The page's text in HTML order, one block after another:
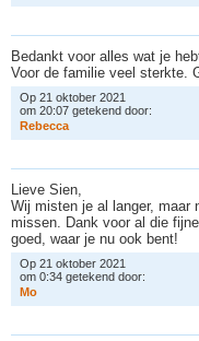
Bedankt voor alles wat je
Voor de familie veel sterkte.
Op 21 oktober 2021
om 20:07 getekend door:
Rebecca
Lieve Sien,
Wij misten je al langer, maar
missen. Dank voor al die
goed, waar je nu ook bent!
Op 21 oktober 2021
om 0:34 getekend door:
Mo